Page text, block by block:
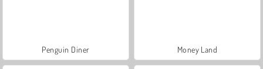
Penguin Diner Money Land